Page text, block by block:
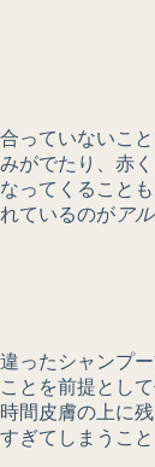
っていないこと
がでたり、赤
ってくること
ているのが ア
ったシャンプ
とを前提とし
間皮膚の上に
ぎてしまうこ